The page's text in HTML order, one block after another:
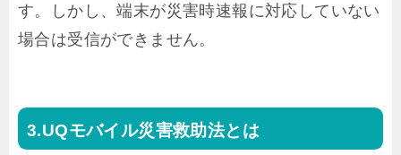
す。しかし、端末が災害時速報に対応していない
場合は受信ができません。
UQモバイル災害救助法とは